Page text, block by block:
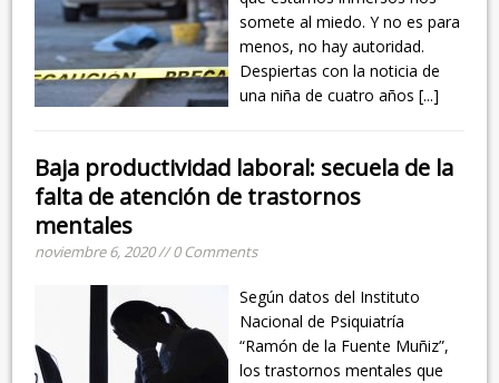
somete al miedo. Y no es para
menos, no hay autoridad.
Despiertas con la noticia de
una niña de cuatro años[...]
Baja productividad laboral: secuela de la
falta de atención de trastornos
mentales
noviembre 6, 2020 // 0 Comments
Según datos del Instituto
Nacional de Psiquiatría
“Ramón de la Fuente Muñiz”,
los trastornos mentales que